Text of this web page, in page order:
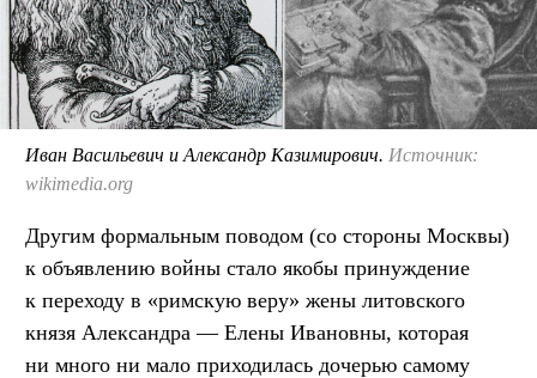
Иван Васильевич и Александр Казимирович. Источник:
wikimedia.org
Другим формальным поводом (со стороны Москвы)
к объявлению войны стало якобы принуждение
к переходу в «римскую веру» жены литовского
князя Александра — Елены Ивановны, которая
ни много ни мало приходилась дочерью самому